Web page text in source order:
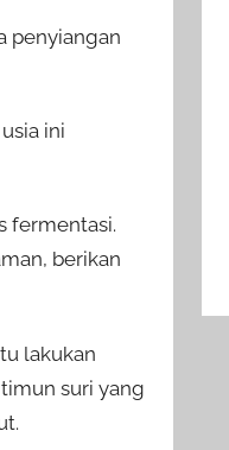
penyiangan
ini
fermentasi.
berikan
lakukan
suri yang